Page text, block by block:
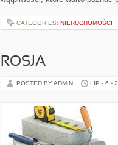
CATEGORIES: NIERUCHOMOŚCI
ROSJA
POSTED BY ADMIN LIP - 6 -